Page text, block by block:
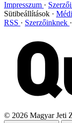
Impresszum
Sütibeállítások
RSS
Szerzőinknek
© 2026 Magyar Jeti